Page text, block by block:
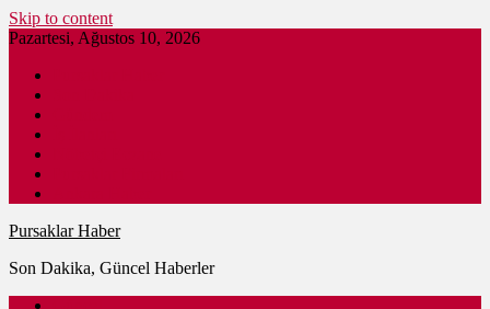
Skip to content
Pazartesi, Ağustos 10, 2026
Pursaklar Haber
Son Dakika, Güncel Haberler